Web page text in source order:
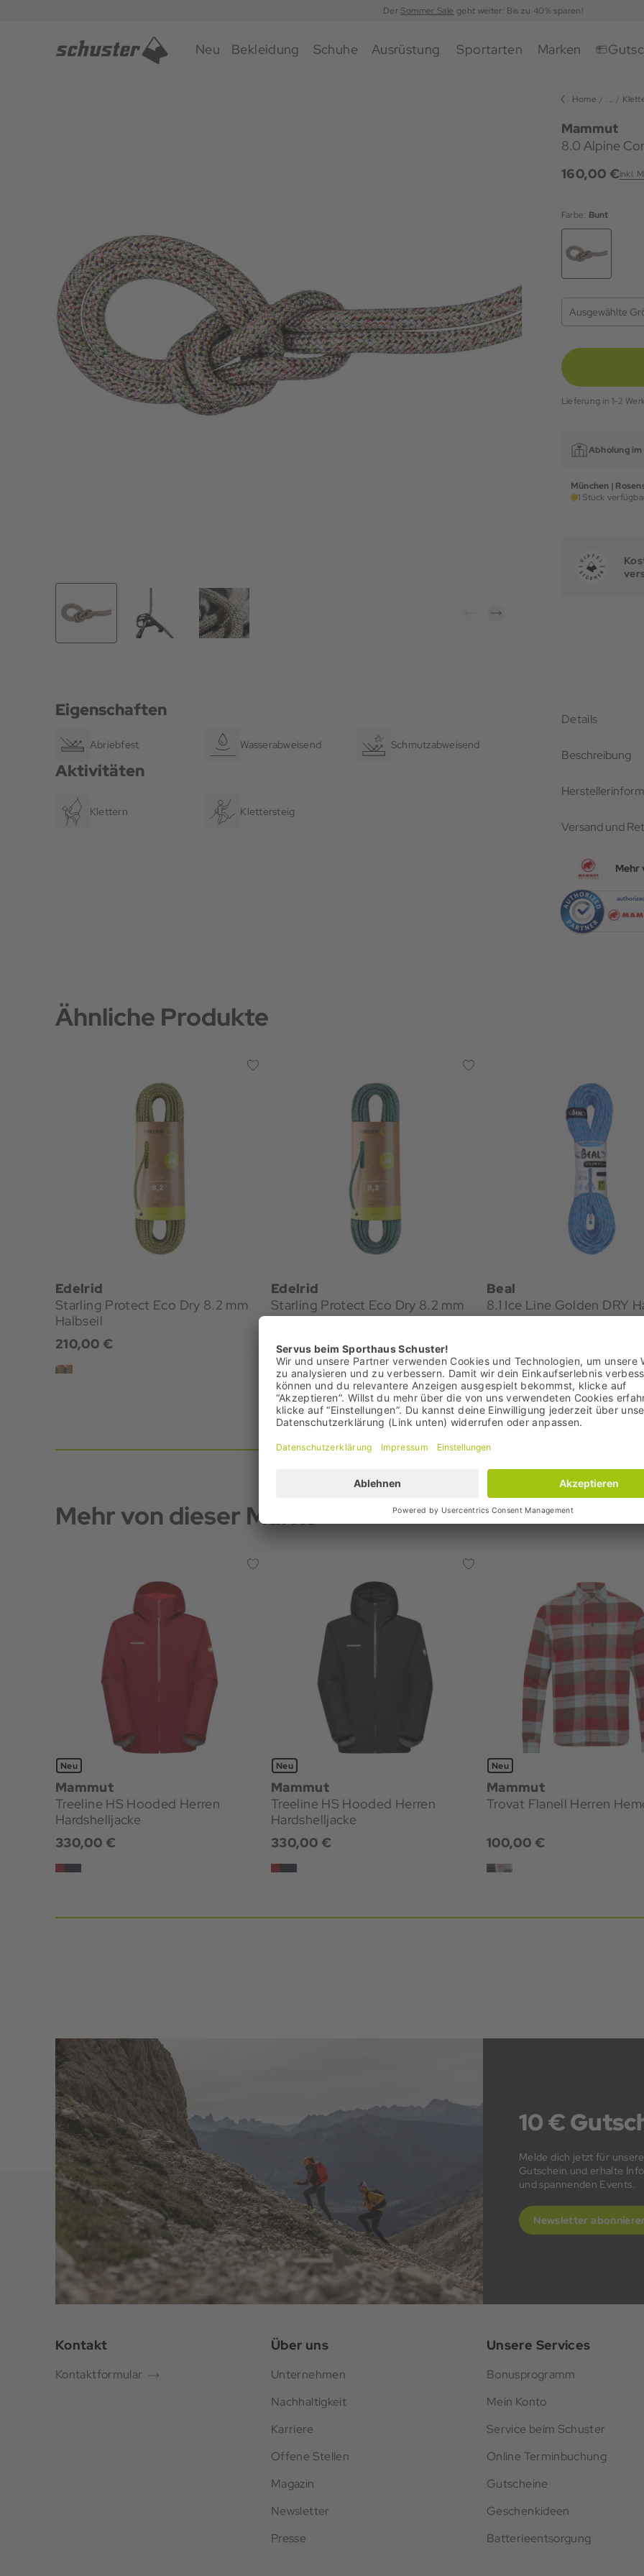
DerSommer Sale geht weiter: Bis zu 40% sparen!
Neu Bekleidung Schuhe Ausrüstung Sportarten Marken
Home ...
Mammut
8.0 Alpine
160,00 €inkl.
Farbe: Bunt
Ausgewählte
Lieferung in 1-2
Abholung im
München |
1 Stück
Eigenschaften
Abriebfest Wasserabweisend Schmutzabweisend
Aktivitäten
Klettern Klettersteig
Details
Beschreibung
Versand und
Mehr
Ähnliche Produkte
Edelrid
Starling Protect Eco Dry 8.2 mm
Halbseil
210,00 €
Edelrid
Starling Protect Eco Dry 8.2 mm
Halbseil
210,00 €
Beal
8.1 Ice Line Golden DRY
Mehr von dieser Marke
Neu
Mammut
Treeline HS Hooded Herren
Hardshelljacke
330,00 €
Neu
Mammut
Treeline HS Hooded Herren
Hardshelljacke
330,00 €
Neu
Mammut
Trovat Flanell Herren
100,00 €
10 €
Melde dich jetzt für
Gutschein und erhalte
und spannenden Events.
Newsletter
Kontakt
Kontaktformular
Über uns
Unternehmen
Nachhaltigkeit
Karriere
Offene Stellen
Magazin
Newsletter
Presse
Unsere Services
Bonusprogramm
Mein Konto
Service beim Schuster
Online Terminbuchung
Gutscheine
Geschenkideen
Batterieentsorgung